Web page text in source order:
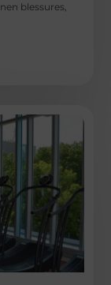
blessures,